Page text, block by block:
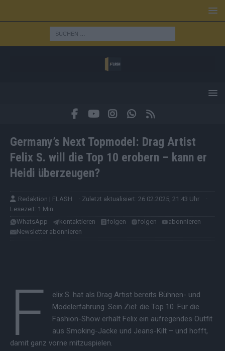
Germany’s Next Topmodel: Drag Artist
Felix S. will die Top 10 erobern – kann er
Heidi überzeugen?
Redaktion | FLASH · Zuletzt aktualisiert: 26.02.2025, 21:43 Uhr
·
Lesezeit: 1 Min.
WhatsApp
kontaktieren folgen folgen
abonnieren
Newsletter abonnieren
F
elix S. hat als Drag Artist bereits Bühnen- und
Modelerfahrung. Sein Ziel: die Top 10. Für die
Fashion-Show erhält Felix ein aufregendes Outfit
aus Smoking-Jacke und Jeans-Kilt – und hofft,
damit ganz vorne mitzuspielen.